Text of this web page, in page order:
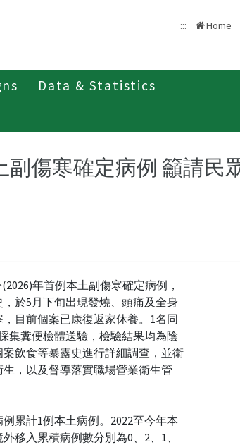
::: Home
Data & Statistics
傷寒確定病例 籲請民
年首例本土副傷寒確定病例，
於5月下旬出現發燒、頭痛及全身
目前個案已康復返家休養。1名同
集糞便檢體送驗，檢驗結果均為陰
飲食等暴露史進行詳細調查，並衛
，以及督導落實職場營業衛生管
累計1例本土病例。2022至今年本
移入累積病例數分別為0、2、1、